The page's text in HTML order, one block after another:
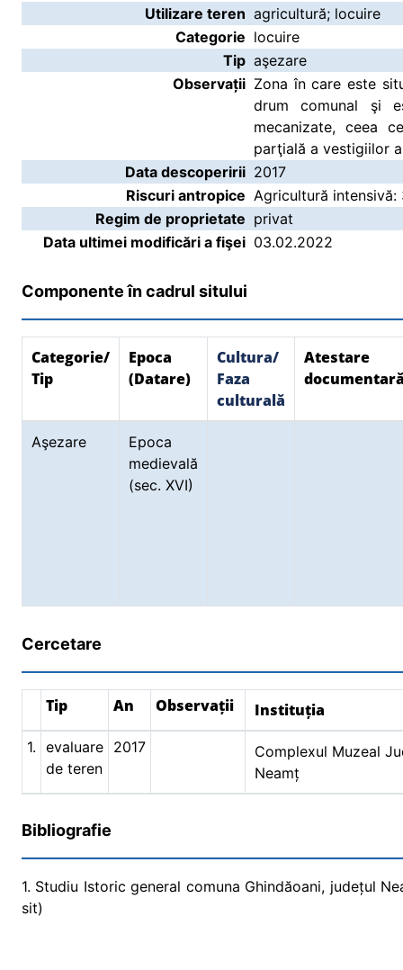
Utilizare teren agricultură; locuire
Categorie locuire
Tip aşezare
Observații Zona în care este
drum comunal şi
mecanizate, ceea
parţială a vestigiilor
Data descoperirii 2017
Riscuri antropice Agricultură
Regim de proprietate privat
Data ultimei modificări a fişei 03.02.2022
Componente în cadrul sitului
Categorie/
Tip
Epoca
(Datare)
Cultura/
Faza
culturală
Atestare
Aşezare
Epoca
medievală
(sec. XVI)
Cercetare
Tip An Observații Instituția
1. evaluare
de teren
2017
Complexul Muzeal
Neamț
Bibliografie
1. Studiu Istoric general comuna Ghindăoani, județul
sit)